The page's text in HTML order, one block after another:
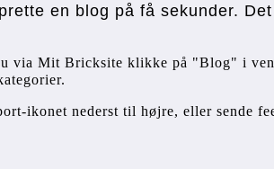
en blog på få sekunder.
via Mit Bricksite klikke på "Blog" i
ikonet nederst til højre, eller sende